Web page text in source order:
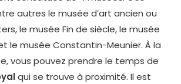
autres le musée d’art ancien ou
le musée Fin de siècle, le musée
le musée Constantin-Meunier. À la
vous pouvez prendre le temps de
qui se trouve à proximité. Il est